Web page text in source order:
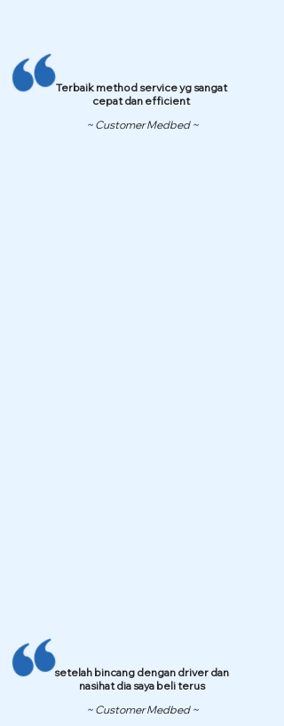
Terbaik method service yg sangat
cepat dan efficient
~ Customer Medbed ~
setelah bincang dengan driver dan
nasihat dia saya beli terus
~ Customer Medbed ~